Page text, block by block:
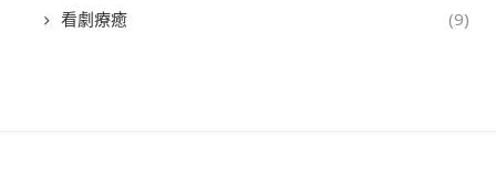
看劇療癒 (9)